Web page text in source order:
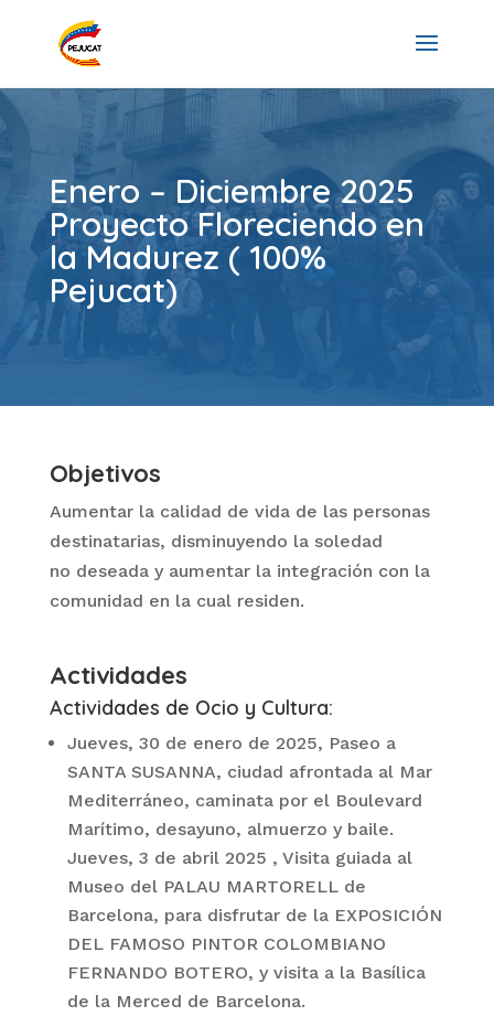
Enero – Diciembre 2025
Proyecto Floreciendo en
la Madurez ( 100%
Pejucat)
Objetivos
Aumentar la calidad de vida de las personas
destinatarias, disminuyendo la soledad
no deseada y aumentar la integración con la
comunidad en la cual residen.
Actividades
Actividades de Ocio y Cultura:
Jueves, 30 de enero de 2025, Paseo a
SANTA SUSANNA, ciudad afrontada al Mar
Mediterráneo, caminata por el Boulevard
Marítimo, desayuno, almuerzo y baile.
Jueves, 3 de abril 2025 , Visita guiada al
Museo del PALAU MARTORELL de
Barcelona, para disfrutar de la EXPOSICIÓN
DEL FAMOSO PINTOR COLOMBIANO
FERNANDO BOTERO, y visita a la Basílica
de la Merced de Barcelona.